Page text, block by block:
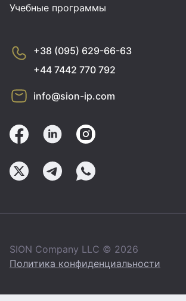
Учебные программы
+38 (095) 629-66-63
+44 7442 770 792
info@sion-ip.com
SION Company LLC © 2026
Политика конфиденциальности